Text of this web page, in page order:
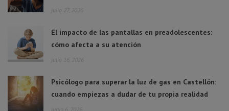
julio 27, 2026
El impacto de las pantallas en preadolescentes:
cómo afecta a su atención
julio 16, 2026
Psicólogo para superar la luz de gas en Castellón:
cuando empiezas a dudar de tu propia realidad
junio 6, 2026